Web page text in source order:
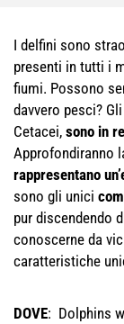
I delfini sono
presenti in tutti i
fiumi. Possono
davvero pesci?
Cetacei, sono in
Approfondiranno
rappresentano
sono gli unici
pur discendendo
conoscerne da
caratteristiche
DOVE: Dolphins